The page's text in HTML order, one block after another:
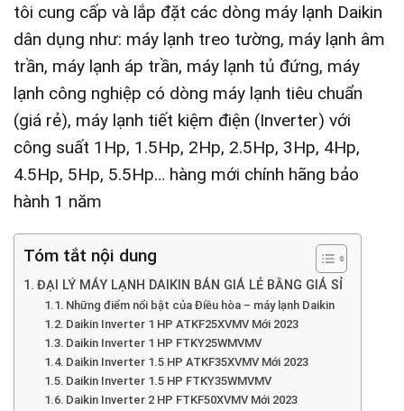
tôi cung cấp và lắp đặt các dòng máy lạnh Daikin
dân dụng như: máy lạnh treo tường, máy lạnh âm
trần, máy lạnh áp trần, máy lạnh tủ đứng, máy
lạnh công nghiệp có dòng máy lạnh tiêu chuẩn
(giá rẻ), máy lạnh tiết kiệm điện (Inverter) với
công suất 1Hp, 1.5Hp, 2Hp, 2.5Hp, 3Hp, 4Hp,
4.5Hp, 5Hp, 5.5Hp… hàng mới chính hãng bảo
hành 1 năm
Tóm tắt nội dung
ĐẠI LÝ MÁY LẠNH DAIKIN BÁN GIÁ LẺ BẰNG GIÁ SỈ
Những điểm nổi bật của Điều hòa – máy lạnh Daikin
Daikin Inverter 1 HP ATKF25XVMV Mới 2023
Daikin Inverter 1 HP FTKY25WMVMV
Daikin Inverter 1.5 HP ATKF35XVMV Mới 2023
Daikin Inverter 1.5 HP FTKY35WMVMV
Daikin Inverter 2 HP FTKF50XVMV Mới 2023